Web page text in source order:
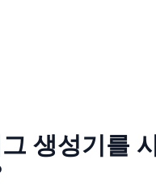
생성기를